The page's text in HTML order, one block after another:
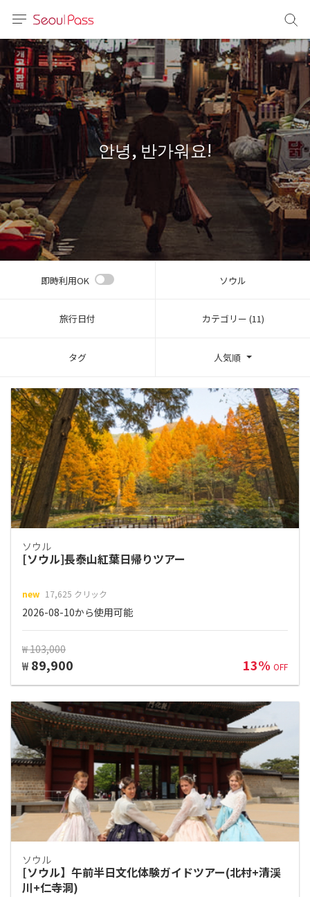
体)
文 (台灣)
안녕, 반가워요!
即時利用OK ソウル
旅行日付 カテゴリー (11)
タグ 人気順
ソウル
[ソウル]長泰山紅葉日帰りツアー
new 17,625 クリック
2026-08-10から使用可能
₩ 103,000
₩ 89,900 13% OFF
ソウル
[ソウル】午前半日文化体験ガイドツアー(北村+清渓
川+仁寺洞)